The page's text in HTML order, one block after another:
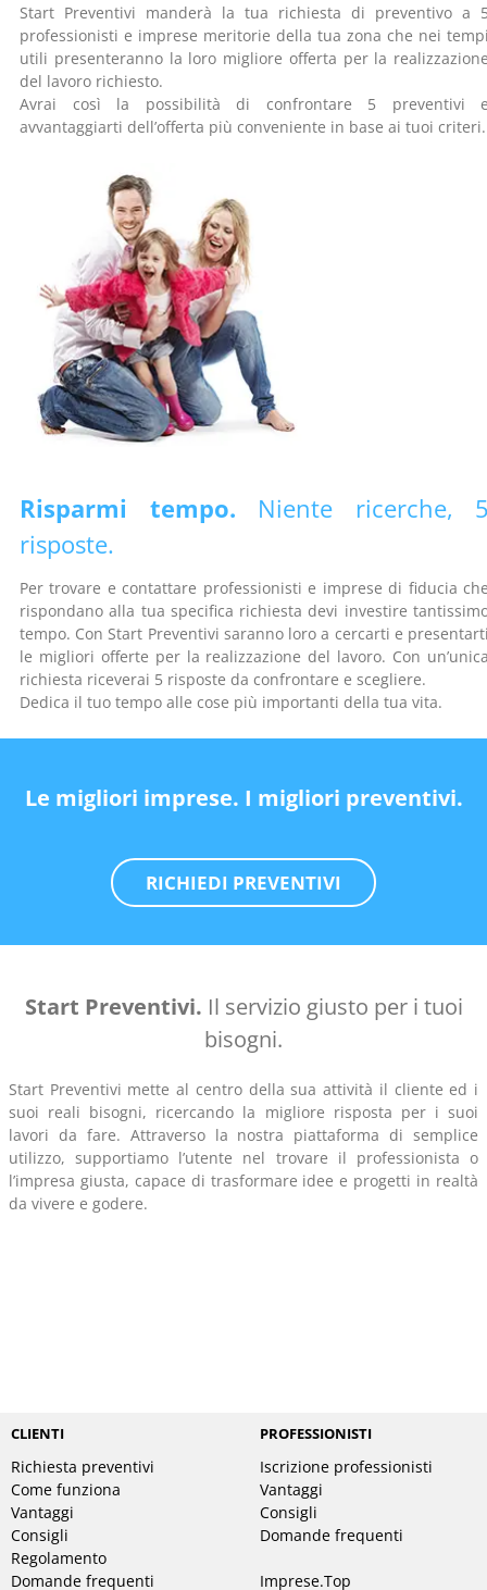
Start Preventivi manderà la tua richiesta di preventivo a
professionisti e imprese meritorie della tua zona che nei
utili presenteranno la loro migliore offerta per la
del lavoro richiesto.
Avrai così la possibilità di confrontare 5 preventivi
avvantaggiarti dell’offerta più conveniente in base ai tuoi criteri.
Risparmi tempo. Niente ricerche,
risposte.
Per trovare e contattare professionisti e imprese di fiducia
rispondano alla tua specifica richiesta devi investire
tempo. Con Start Preventivi saranno loro a cercarti e
le migliori offerte per la realizzazione del lavoro. Con
richiesta riceverai 5 risposte da confrontare e scegliere.
Dedica il tuo tempo alle cose più importanti della tua vita.
Le migliori imprese. I migliori preventivi.
RICHIEDI PREVENTIVI
Start Preventivi. Il servizio giusto per i tuoi
bisogni.
Start Preventivi mette al centro della sua attività il cliente ed i
suoi reali bisogni, ricercando la migliore risposta per i suoi
lavori da fare. Attraverso la nostra piattaforma di semplice
utilizzo, supportiamo l’utente nel trovare il professionista o
l’impresa giusta, capace di trasformare idee e progetti in realtà
da vivere e godere.
CLIENTI
Richiesta preventivi
Come funziona
Vantaggi
Consigli
Regolamento
Domande frequenti
PROFESSIONISTI
Iscrizione professionisti
Vantaggi
Consigli
Domande frequenti
Imprese.Top